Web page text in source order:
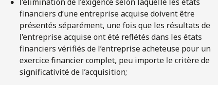
financiers d’une entreprise acquise doivent être
présentés séparément, une fois que les résultats de
l’entreprise acquise ont été reflétés dans les états
financiers vérifiés de l’entreprise acheteuse pour un
exercice financier complet, peu importe le critère de
significativité de l’acquisition;